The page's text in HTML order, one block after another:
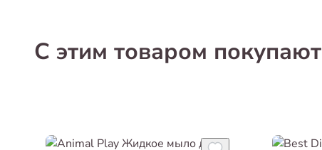
С этим товаром покупают